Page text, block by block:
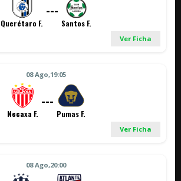
Querétaro F.
---
Santos F.
Ver Ficha
08 Ago,19:05
Necaxa F.
---
Pumas F.
Ver Ficha
08 Ago,20:00